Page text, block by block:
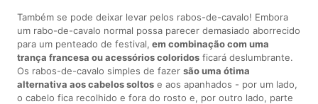
Também se pode deixar levar pelos rabos-de-cavalo! Embora
um rabo-de-cavalo normal possa parecer demasiado aborrecido
para um penteado de festival, em combinação com uma
trança francesa ou acessórios coloridos ficará deslumbrante.
Os rabos-de-cavalo simples de fazersão uma ótima
alternativa aos cabelos soltos e aos apanhados - por um lado,
o cabelo fica recolhido e fora do rosto e, por outro lado, parte